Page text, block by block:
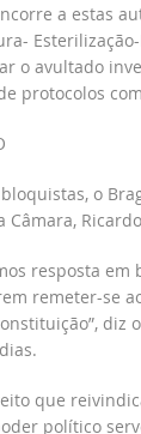
a estas
o avultado
protocolos
o
resposta
remeter-se
diz
que
político